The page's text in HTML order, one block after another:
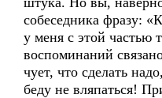
собеседника фразу:
у меня с этой частью
воспоминаний
чует, что сделать
беду не вляпаться!